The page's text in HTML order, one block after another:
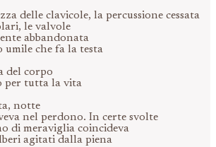
delle clavicole, la percussione cessata
le valvole
abbandonata
umile che fa la testa
del corpo
per tutta la vita
notte
nel perdono. In certe svolte
di meraviglia coincideva
agitati dalla piena